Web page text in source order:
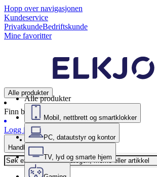
Hopp over navigasjonen
Kundeservice
PrivatkundeBedriftskunde
Mine favoritter
Alle produkter
Finn butikk
Logg inn
Handlekurv
Alle produkter
Mobil, nettbrett og smartklokker
PC, datautstyr og kontor
TV, lyd og smarte hjem